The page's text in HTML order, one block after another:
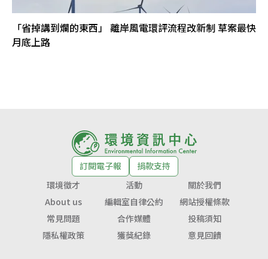
「省掉講到爛的東西」 離岸風電環評流程改新制 草案最快
月底上路
訂閱電子報
捐款支持
環境徵才
活動
關於我們
About us
編輯室自律公約
網站授權條款
常見問題
合作媒體
投稿須知
隱私權政策
獲獎紀錄 意見回饋